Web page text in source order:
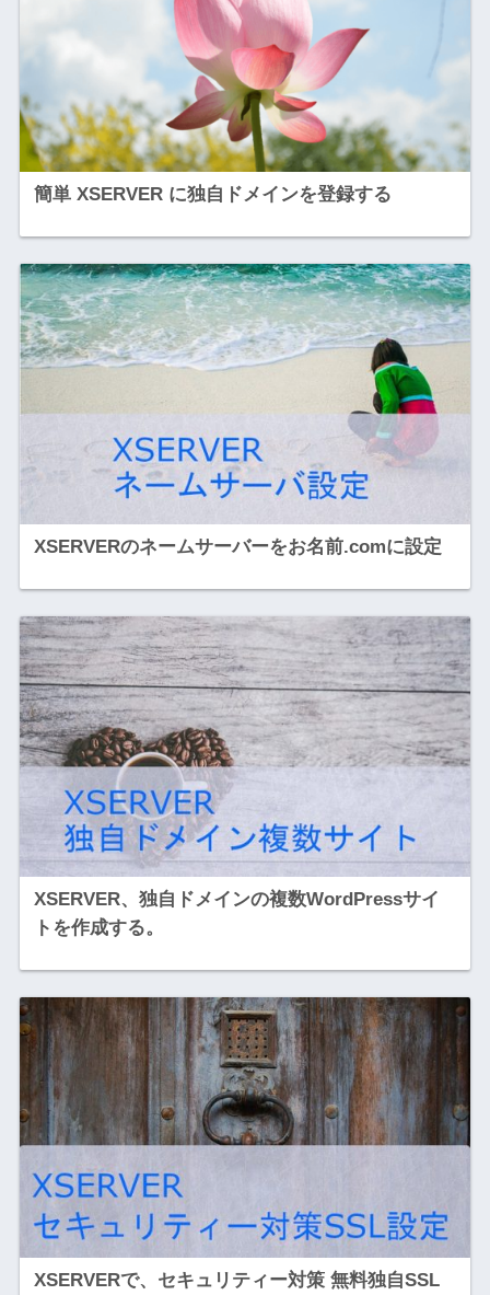
簡単 XSERVER に独自ドメインを登録する
XSERVERのネームサーバーをお名前.comに設定
XSERVER、独自ドメインの複数WordPressサイ
トを作成する。
XSERVERで、セキュリティー対策 無料独自SSL